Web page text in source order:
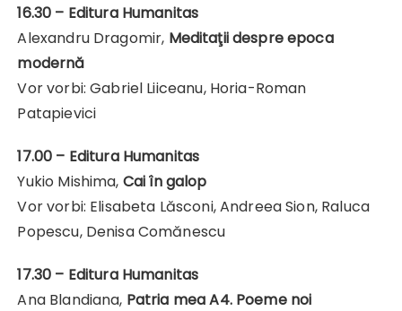
16.30 – Editura Humanitas
Alexandru Dragomir, Meditaţii despre epoca
modernă
Vor vorbi: Gabriel Liiceanu, Horia-Roman
Patapievici
17.00 – Editura Humanitas
Yukio Mishima, Caiîn galop
Vor vorbi: Elisabeta Lăsconi, Andreea Sion, Raluca
Popescu, Denisa Comănescu
17.30 – Editura Humanitas
Ana Blandiana, Patria mea A4. Poeme noi